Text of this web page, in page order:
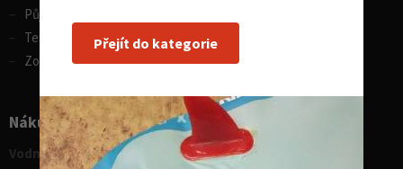
Půjčovna lyží
Test centrum SPORTEN
Zobrazit vše
Nákupní rádce
Vodní sporty
Přejít do kategorie